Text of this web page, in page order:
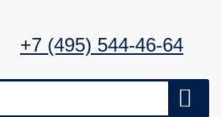
+7 (495) 544-46-64